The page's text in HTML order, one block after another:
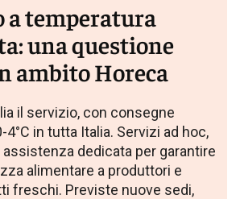
a temperatura
una questione
ambito Horeca
il servizio, con consegne
in tutta Italia. Servizi ad hoc,
dedicata per garantire
alimentare a produttori e
freschi. Previste nuove sedi,